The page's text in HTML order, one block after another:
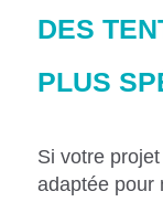
DES
PLUS
Si votre
adaptée pour